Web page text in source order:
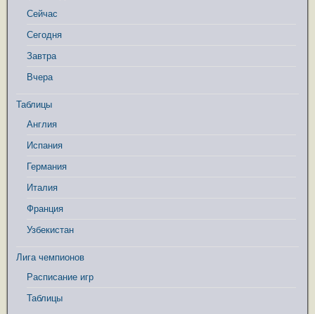
Сейчас
Сегодня
Завтра
Вчера
Таблицы
Англия
Испания
Германия
Италия
Франция
Узбекистан
Лига чемпионов
Расписание игр
Таблицы